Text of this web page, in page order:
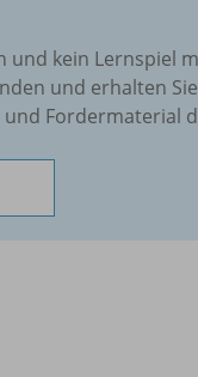
und kein Lernspiel
und erhalten
Fordermaterial